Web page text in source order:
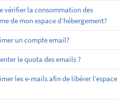
vérifier la consommation des
de mon espace d’hébergement?
un compte email?
le quota des emails ?
les e-mails afin de libérer l’espace